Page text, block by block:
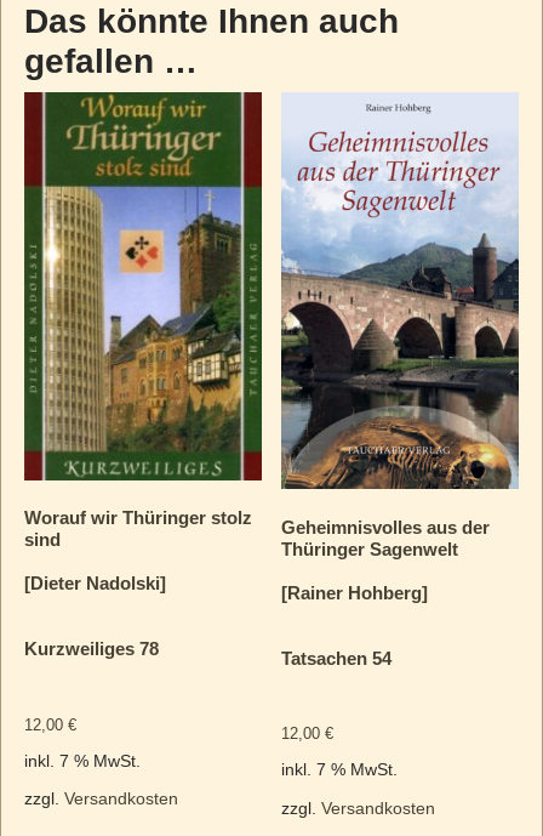
Das könnte Ihnen auch
gefallen …
Worauf wir Thüringer stolz
sind
[Dieter Nadolski]
Kurzweiliges 78
12,00 €
inkl. 7 % MwSt.
zzgl. Versandkosten
Geheimnisvolles aus der
Thüringer Sagenwelt
[Rainer Hohberg]
Tatsachen 54
12,00€
inkl. 7 % MwSt.
zzgl.Versandkosten